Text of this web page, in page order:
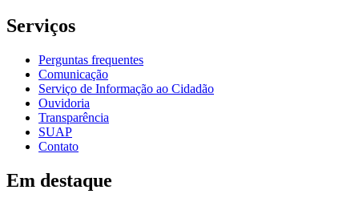
Serviços
Perguntas frequentes
Comunicação
Serviço de Informação ao Cidadão
Ouvidoria
Transparência
SUAP
Contato
Em destaque